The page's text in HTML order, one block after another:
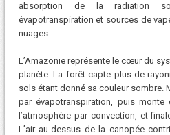
absorption de la radiation
évapotranspiration et sources de
nuages.
L’Amazonie représente le cœur du
planète. La forêt capte plus de
sols étant donné sa couleur sombre.
par évapotranspiration, puis
l’atmosphère par convection, et
L’air au-dessus de la canopée